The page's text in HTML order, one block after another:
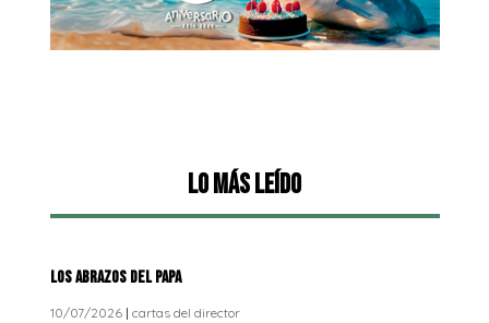
Lo más leído
LOS ABRAZOS DEL PAPA
10/07/2026| cartas del director